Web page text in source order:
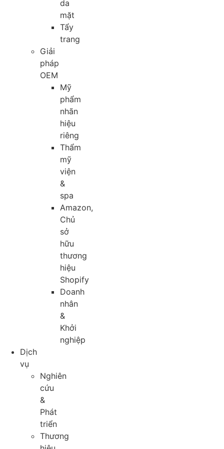
da
mặt
Tẩy
trang
Giải
pháp
OEM
Mỹ
phẩm
nhãn
hiệu
riêng
Thẩm
mỹ
viện
&
spa
Amazon,
Chủ
sở
hữu
thương
hiệu
Shopify
Doanh
nhân
&
Khởi
nghiệp
Dịch
vụ
Nghiên
cứu
&
Phát
triển
Thương